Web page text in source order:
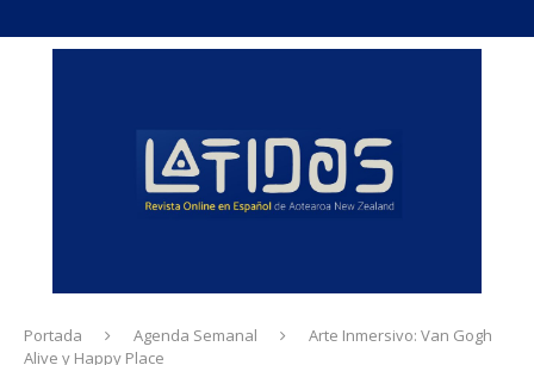
Portada Agenda Semanal
Arte Inmersivo: Van Gogh
Alive y Happy Place